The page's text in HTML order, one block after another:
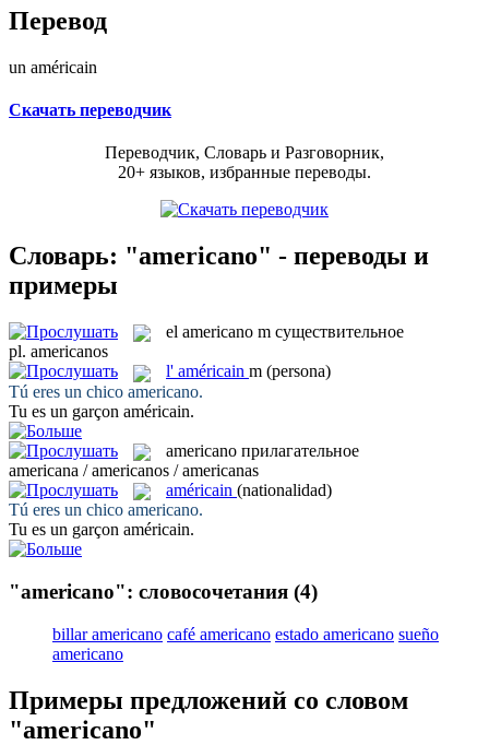
Перевод
un américain
Скачать переводчик
Переводчик, Словарь и Разговорник,
20+ языков, избранные переводы.
Словарь: "americano" - переводы и
примеры
el americano m существительное
pl. americanos
l' américain m (persona)
Tú eres un chico americano.
Tu es un garçon américain.
americano прилагательное
americana / americanos / americanas
américain (nationalidad)
Tú eres un chico americano.
Tu es un garçon américain.
"americano": словосочетания (4)
billar americano café americano estado americano sueño
americano
Примеры предложений со словом
"americano"